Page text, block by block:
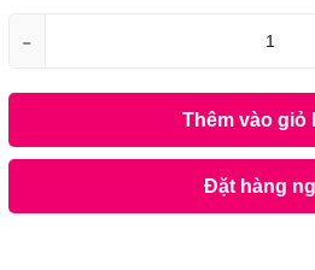
-
Thêm vào giỏ
Đặt hàng